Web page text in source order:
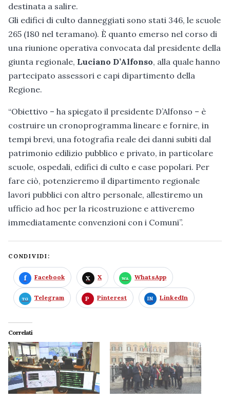
destinata a salire.
Gli edifici di culto danneggiati sono stati 346, le scuole
265 (180 nel teramano). È quanto emerso nel corso di
una riunione operativa convocata dal presidente della
giunta regionale, Luciano D’Alfonso, alla quale hanno
partecipato assessori e capi dipartimento della
Regione.
“Obiettivo – ha spiegato il presidente D’Alfonso – è
costruire un cronoprogramma lineare e fornire, in
tempi brevi, una fotografia reale dei danni subiti dal
patrimonio edilizio pubblico e privato, in particolare
scuole, ospedali, edifici di culto e case popolari. Per
fare ciò, potenzieremo il dipartimento regionale
lavori pubblici con altro personale, allestiremo un
ufficio ad hoc per la ricostruzione e attiveremo
immediatamente convenzioni con i Comuni”.
CONDIVIDI:
Facebook X WhatsApp
Telegram Pinterest LinkedIn
Correlati